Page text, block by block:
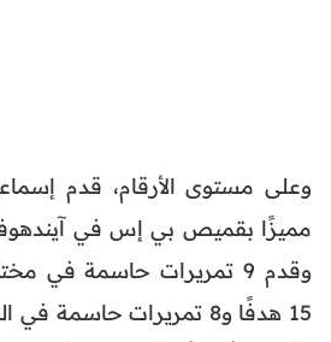
وعلى مستوى الأرقام، قدم
وقدم 9 تمريرات حاسمة في
15 هدفًا و8 تمريرات حاسمة